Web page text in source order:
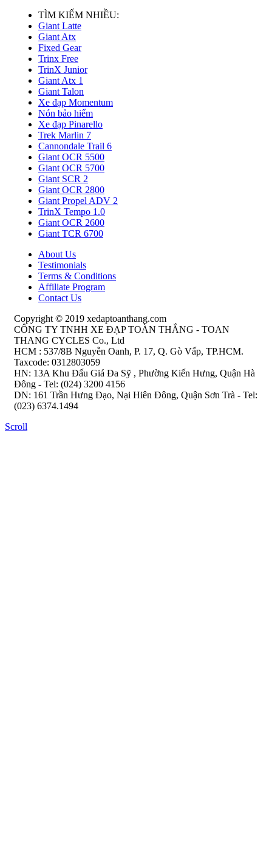
TÌM KIẾM NHIỀU:
Giant Latte
Giant Atx
Fixed Gear
Trinx Free
TrinX Junior
Giant Atx 1
Giant Talon
Xe đạp Momentum
Nón bảo hiểm
Xe đạp Pinarello
Trek Marlin 7
Cannondale Trail 6
Giant OCR 5500
Giant OCR 5700
Giant SCR 2
Giant OCR 2800
Giant Propel ADV 2
TrinX Tempo 1.0
Giant OCR 2600
Giant TCR 6700
About Us
Testimonials
Terms & Conditions
Affiliate Program
Contact Us
Copyright © 2019 xedaptoanthang.com
CÔNG TY TNHH XE ĐẠP TOÀN THẮNG - TOAN
THANG CYCLES Co., Ltd
HCM : 537/8B Nguyễn Oanh, P. 17, Q. Gò Vấp, TP.HCM.
Taxcode: 0312803059
HN: 13A Khu Đấu Giá Đa Sỹ , Phường Kiến Hưng, Quận Hà
Đông - Tel: (024) 3200 4156
DN: 161 Trần Hưng Đạo, Nại Hiên Đông, Quận Sơn Trà - Tel:
(023) 6374.1494
Scroll